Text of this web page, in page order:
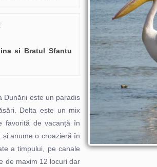
si Bratul Sfantu
Dunării este un paradis
Delta este un mix
favorită de vacanță în
și anume o croazieră în
a timpului, pe canale
de maxim 12 locuri dar